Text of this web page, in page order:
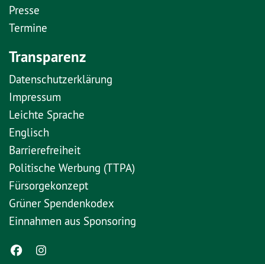
Presse
Termine
Transparenz
Datenschutzerklärung
Impressum
Leichte Sprache
Englisch
Barrierefreiheit
Politische Werbung (TTPA)
Fürsorgekonzept
Grüner Spendenkodex
Einnahmen aus Sponsoring